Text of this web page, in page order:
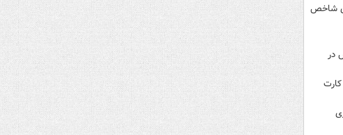
هزار واحدی شاخص
در